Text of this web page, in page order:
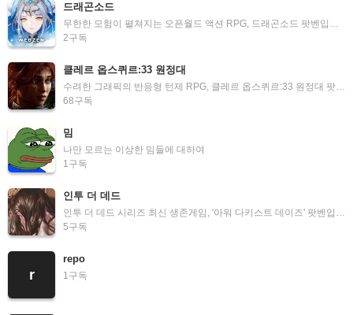
드래곤소드
무한한 모험이 펼쳐지는 오픈월드 액션 RPG, 드래곤소드 팟벤입니다.
2구독
클레르 옵스퀴르:33 원정대
수려한 그래픽의 반응형 턴제 RPG, 클레르 옵스퀴르:33 원정대 팟벤입니다.
68구독
밈
나만 모르는 이상한 밈들에 대하여
1구독
인투 더 데드
인투 더 데드 시리즈 최신 생존게임, '아워 다키스트 데이즈' 팟벤입니다.
5구독
r
repo
1구독